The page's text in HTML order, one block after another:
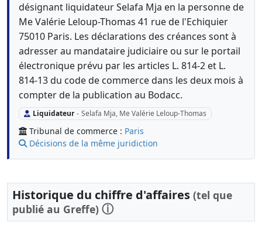
désignant liquidateur Selafa Mja en la personne de
Me Valérie Leloup-Thomas 41 rue de l'Echiquier
75010 Paris. Les déclarations des créances sont à
adresser au mandataire judiciaire ou sur le portail
électronique prévu par les articles L. 814-2 et L.
814-13 du code de commerce dans les deux mois à
compter de la publication au Bodacc.
Liquidateur - Selafa Mja, Me Valérie Leloup-Thomas
Tribunal de commerce : Paris
Décisions de la même juridiction
Historique du chiffre d'affaires (tel que
publié au Greffe) ⓘ